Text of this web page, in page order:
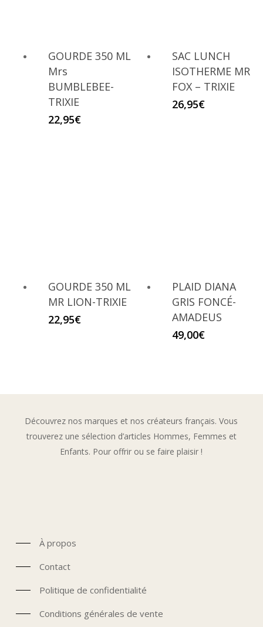
GOURDE 350 ML
Mrs
BUMBLEBEE-
TRIXIE
22,95€
SAC LUNCH
ISOTHERME MR
FOX – TRIXIE
26,95€
GOURDE 350 ML
MR LION-TRIXIE
22,95€
PLAID DIANA
GRIS FONCÉ-
AMADEUS
49,00€
Découvrez nos marques et nos créateurs français. Vous
trouverez une sélection d’articles Hommes, Femmes et
Enfants. Pour offrir ou se faire plaisir !
À propos
Contact
Politique de confidentialité
Conditions générales de vente